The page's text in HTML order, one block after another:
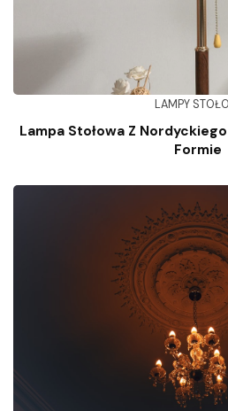
LAMPY
Lampa Stołowa Z
Formie